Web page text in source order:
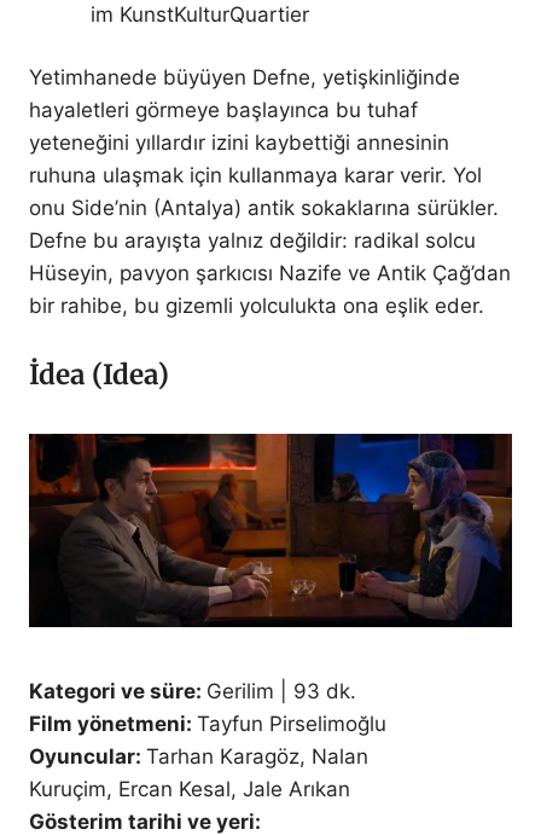
im KunstKulturQuartier
Yetimhanede büyüyen Defne, yetişkinliğinde
hayaletleri görmeye başlayınca bu tuhaf
yeteneğini yıllardır izini kaybettiği annesinin
ruhuna ulaşmak için kullanmaya karar verir. Yol
onu Side’nin (Antalya) antik sokaklarına sürükler.
Defne bu arayışta yalnız değildir: radikal solcu
Hüseyin, pavyon şarkıcısı Nazife ve Antik Çağ’dan
bir rahibe, bu gizemli yolculukta ona eşlik eder.
İdea (Idea)
Kategori ve süre: Gerilim | 93 dk.
Film yönetmeni: Tayfun Pirselimoğlu
Oyuncular: Tarhan Karagöz, Nalan
Kuruçim, Ercan Kesal, Jale Arıkan
Gösterim tarihi ve yeri: